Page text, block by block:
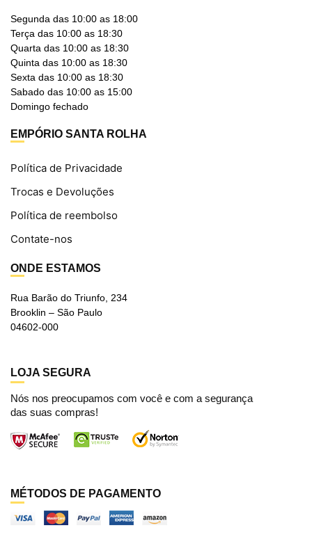
Segunda das 10:00 as 18:00
Terça das 10:00 as 18:30
Quarta das 10:00 as 18:30
Quinta das 10:00 as 18:30
Sexta das 10:00 as 18:30
Sabado das 10:00 as 15:00
Domingo fechado
EMPÓRIO SANTA ROLHA
Política de Privacidade
Trocas e Devoluções
Política de reembolso
Contate-nos
ONDE ESTAMOS
Rua Barão do Triunfo, 234
Brooklin – São Paulo
04602-000
LOJA SEGURA
Nós nos preocupamos com você e com a segurança
das suas compras!
MÉTODOS DE PAGAMENTO